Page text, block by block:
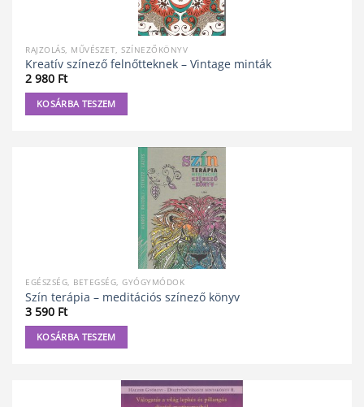
RAJZOLÁS, MŰVÉSZET, SZÍNEZŐKÖNYV
Kreatív színező felnőtteknek – Vintage minták
2 980 Ft
KOSÁRBA TESZEM
EGÉSZSÉG, BETEGSÉG, GYÓGYMÓDOK
Szín terápia – meditációs színező könyv
3 590 Ft
KOSÁRBA TESZEM